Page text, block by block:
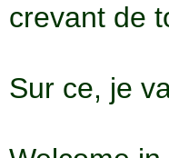
crevant de
Sur ce, je